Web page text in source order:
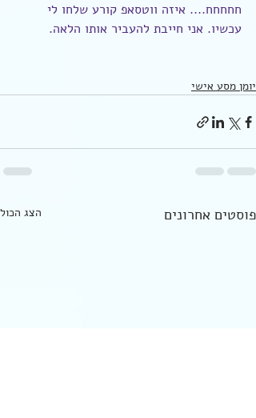
חחחחח.... איזה ווטסאפ קורע שלחו לי
עכשיו. אני חייבת להעביר אותו הלאה.
יומן מסע אישי
פוסטים אחרונים הצג הכול